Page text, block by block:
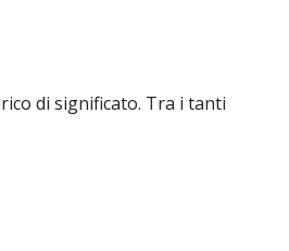
di significato. Tra i tanti